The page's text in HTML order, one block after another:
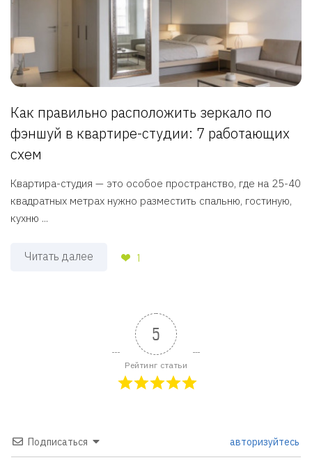
Как правильно расположить зеркало по
фэншуй в квартире-студии: 7 работающих
схем
Квартира-студия — это особое пространство, где на 25-40
квадратных метрах нужно разместить спальню, гостиную,
кухню ...
Читать далее 1
5
Рейтинг статьи
Подписаться авторизуйтесь